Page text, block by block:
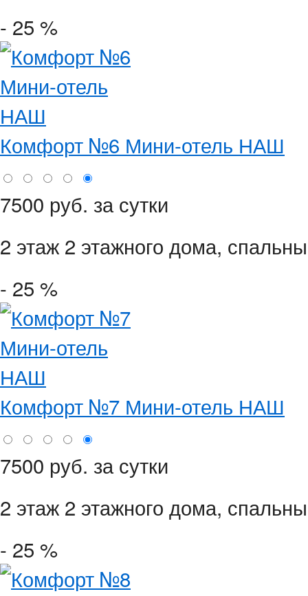
- 25 %
Комфорт №6 Мини-отель НАШ
7500 руб. за сутки
2 этаж 2 этажного дома,
- 25 %
Комфорт №7 Мини-отель НАШ
7500 руб. за сутки
2 этаж 2 этажного дома,
- 25 %